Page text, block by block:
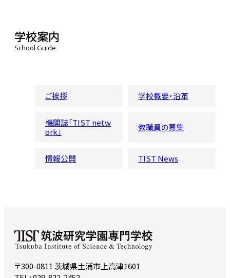
学校案内
School Guide
ご挨拶 学校概要・沿革
機関誌「TIST netw
ork」
教職員の募集
情報公開 TIST News
〒300-0811 茨城県土浦市上高津1601